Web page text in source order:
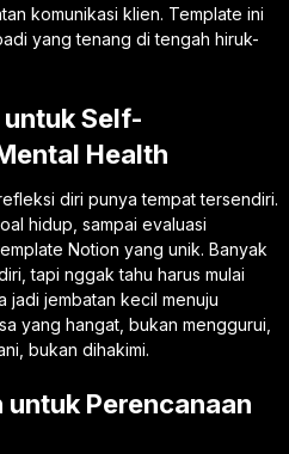
komunikasi klien. Template ini
yang tenang di tengah hiruk-
Self-
Health
diri punya tempat tersendiri.
hidup, sampai evaluasi
Notion yang unik. Banyak
tapi nggak tahu harus mulai
jadi jembatan kecil menuju
yang hangat, bukan menggurui,
bukan dihakimi.
Perencanaan